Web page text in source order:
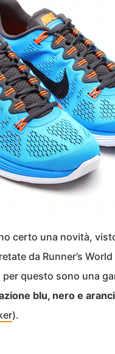
certo una novità,
da Runner’s
questo sono una
blu, nero e
).